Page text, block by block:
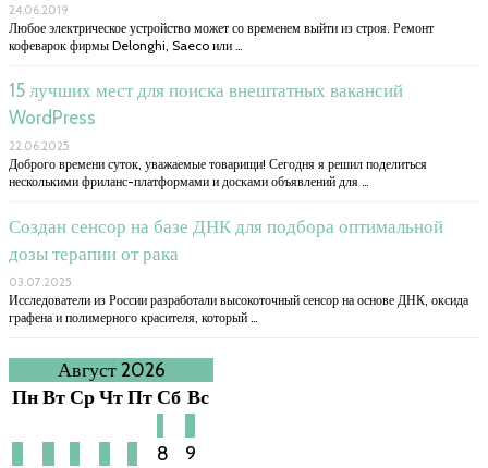
24.06.2019
Любое электрическое устройство может со временем выйти из строя. Ремонт
кофеварок фирмы Delonghi, Saeco или …
15 лучших мест для поиска внештатных вакансий
WordPress
22.06.2025
Доброго времени суток, уважаемые товарищи! Сегодня я решил поделиться
несколькими фриланс-платформами и досками объявлений для …
Создан сенсор на базе ДНК для подбора оптимальной
дозы терапии от рака
03.07.2025
Исследователи из России разработали высокоточный сенсор на основе ДНК, оксида
графена и полимерного красителя, который …
Август 2026
ПнВтСрЧтПтСб Вс
8
9